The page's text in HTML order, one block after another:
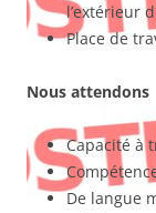
l’extérieur
Place de
Nous attendons
Capacité à
De langue